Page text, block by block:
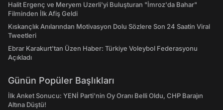
Halit Ergenç ve Meryem Uzerli'yi Buluşturan "İmroz'da Bahar"
Filminden İlk Afiş Geldi
Kıskançlık Anılarından Motivasyon Dolu Sözlere Son 24 Saatin Viral
Tweetleri
Ebrar Karakurt'tan Üzen Haber: Türkiye Voleybol Federasyonu
Açıkladı
Günün Popüler Başlıkları
İlk Anket Sonucu: YENİ Parti'nin Oy Oranı Belli Oldu, CHP Barajın
Altına Düştü!